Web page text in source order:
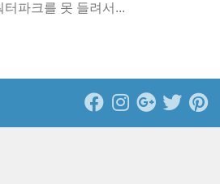
파크를 못 들려서...